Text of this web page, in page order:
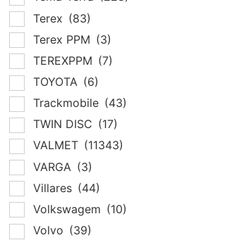
Terex (83)
Terex PPM (3)
TEREXPPM (7)
TOYOTA (6)
Trackmobile (43)
TWIN DISC (17)
VALMET (11343)
VARGA (3)
Villares (44)
Volkswagem (10)
Volvo (39)